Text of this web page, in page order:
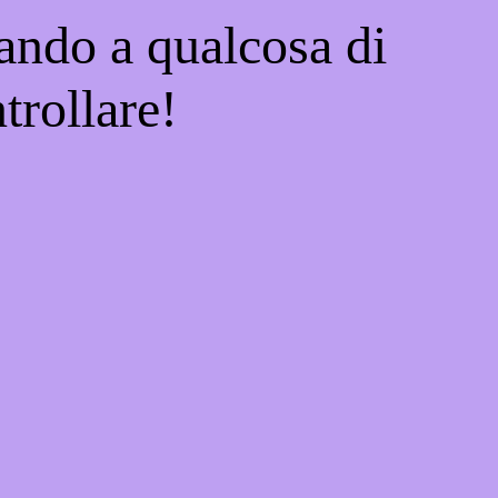
a qualcosa di